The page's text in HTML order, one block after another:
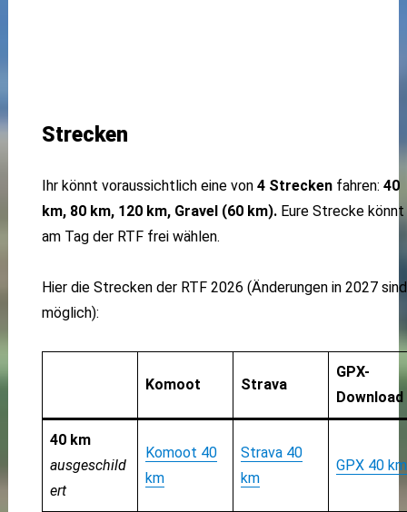
Strecken
Ihr könnt voraussichtlich eine von 4 Strecken fahren: 40
km, 80 km, 120 km, Gravel (60 km).Eure Strecke könnt
am Tag der RTF frei wählen.
Hier die Strecken der RTF 2026 (Änderungen in 2027 sind
möglich):
Komoot Strava
GPX-
Download
40 km
ausgeschild
ert
Komoot 40
km
Strava 40
km
GPX 40 km